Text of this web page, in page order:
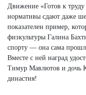
Движение «Готов к труду
нормативы сдают даже
показателен пример,
физкультуры Галина
спорту — она сама
Вместе с ней наград
Тимур Мавлютов и дочь
династия!